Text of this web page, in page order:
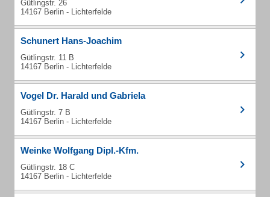
Gütlingstr. 26
14167 Berlin - Lichterfelde
Schunert Hans-Joachim
Gütlingstr. 11 B
14167 Berlin - Lichterfelde
Vogel Dr. Harald und Gabriela
Gütlingstr. 7 B
14167 Berlin - Lichterfelde
Weinke Wolfgang Dipl.-Kfm.
Gütlingstr. 18 C
14167 Berlin - Lichterfelde